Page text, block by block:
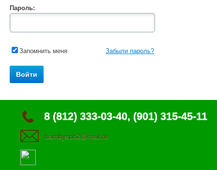
Пароль:
Запомнить меня Забыли пароль?
8 (812) 333-03-40, (901) 315-45-11
bambyspb2@mail.ru